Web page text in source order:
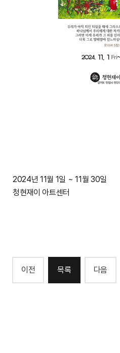
2024년 11월 1일 ~ 11월 30일
청현재이 아트센터
이전 목록 다음